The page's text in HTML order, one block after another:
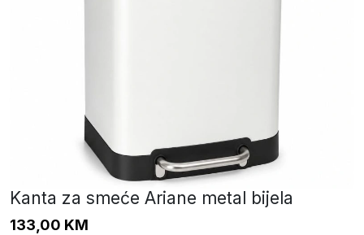
Kanta za smeće Ariane metal bijela
133,00 KM